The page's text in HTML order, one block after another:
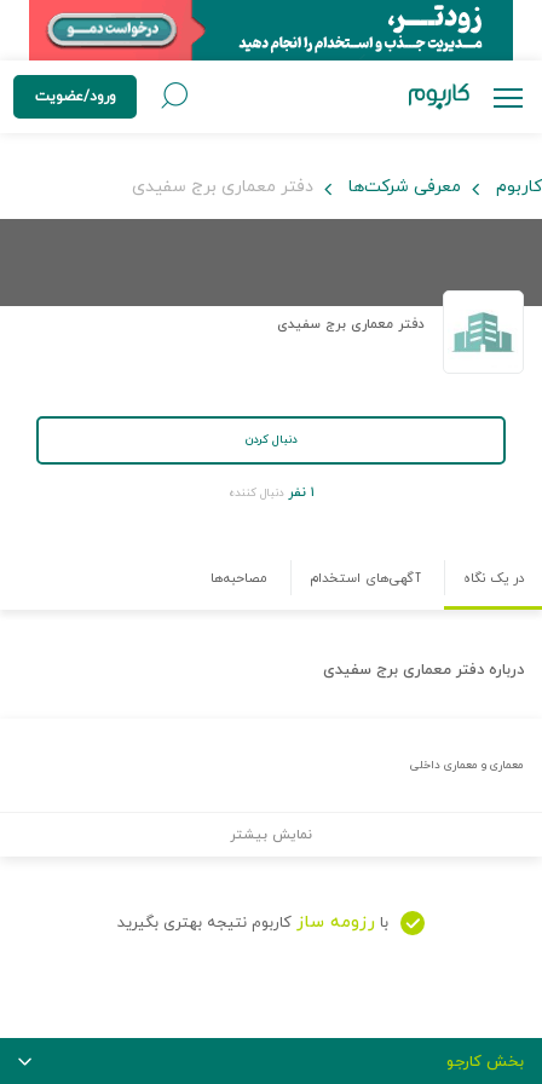
ورود/عضویت
کاربوم معرفی شرکت‌ها دفتر معماری برج سفیدی
دفتر معماری برج سفیدی
دنبال کردن
۱ نفر دنبال کننده
در یک نگاه آگهی‌های استخدام مصاحبه‌ها
درباره دفتر معماری برج سفیدی
معماری و معماری داخلی
نمایش بیشتر
با رزومه ساز کاربوم نتیجه بهتری بگیرید
بخش کارجو